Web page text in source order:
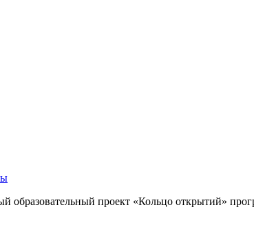
образовательный проект «Кольцо открытий»